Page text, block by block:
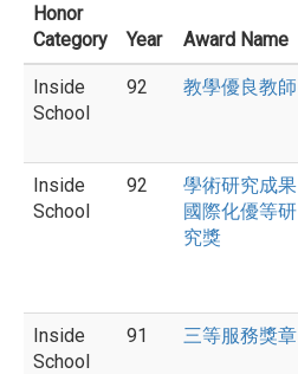
Honor
Category
Year Award Name
Inside
School
92 教學優良教師
Inside
School
92
學術研究成果
國際化優等研
究獎
Inside
School
91 三等服務獎章